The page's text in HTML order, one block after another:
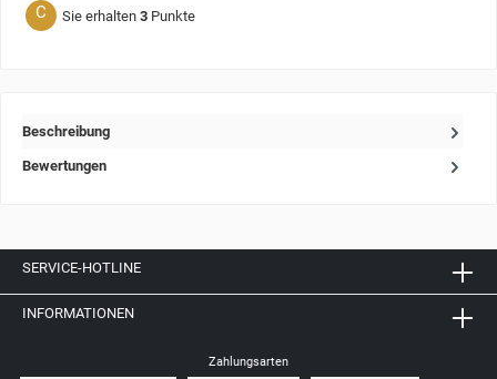
C Sie erhalten 3 Punkte
Beschreibung
Bewertungen
SERVICE-HOTLINE
INFORMATIONEN
Zahlungsarten